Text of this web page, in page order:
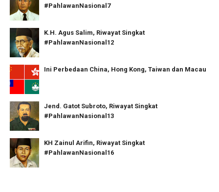
#PahlawanNasional7
K.H. Agus Salim, Riwayat Singkat
#PahlawanNasional12
Ini Perbedaan China, Hong Kong, Taiwan dan Macau
Jend. Gatot Subroto, Riwayat Singkat
#PahlawanNasional13
KH Zainul Arifin, Riwayat Singkat
#PahlawanNasional16